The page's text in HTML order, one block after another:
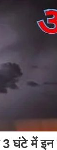
में इन